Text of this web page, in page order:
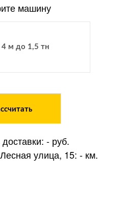
машину
4 м до 1,5 тн
-руб.
улица, 15: -км.